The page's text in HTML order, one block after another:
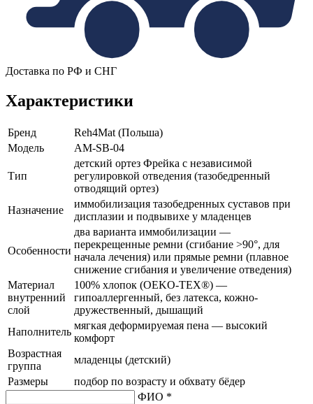
Доставка по РФ и СНГ
Характеристики
Бренд
Reh4Mat (Польша)
Модель
AM-SB-04
Тип
детский ортез Фрейка с независимой
регулировкой отведения (тазобедренный
отводящий ортез)
Назначение
иммобилизация тазобедренных суставов при
дисплазии и подвывихе у младенцев
Особенности
два варианта иммобилизации —
перекрещенные ремни (сгибание >90°, для
начала лечения) или прямые ремни (плавное
снижение сгибания и увеличение отведения)
Материал
внутренний
слой
100% хлопок (OEKO-TEX®) —
гипоаллергенный, без латекса, кожно-
дружественный, дышащий
Наполнитель
мягкая деформируемая пена — высокий
комфорт
Возрастная
группа
младенцы (детский)
Размеры
подбор по возрасту и обхвату бёдер
ФИО *